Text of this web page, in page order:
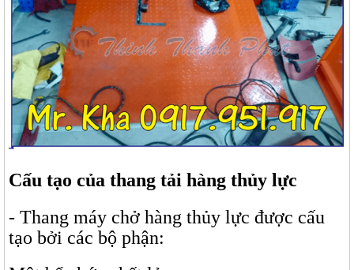
Cấu tạo của thang tải hàng thủy lực
- Thang máy chở hàng thủy lực được cấu
tạo bởi các bộ phận: